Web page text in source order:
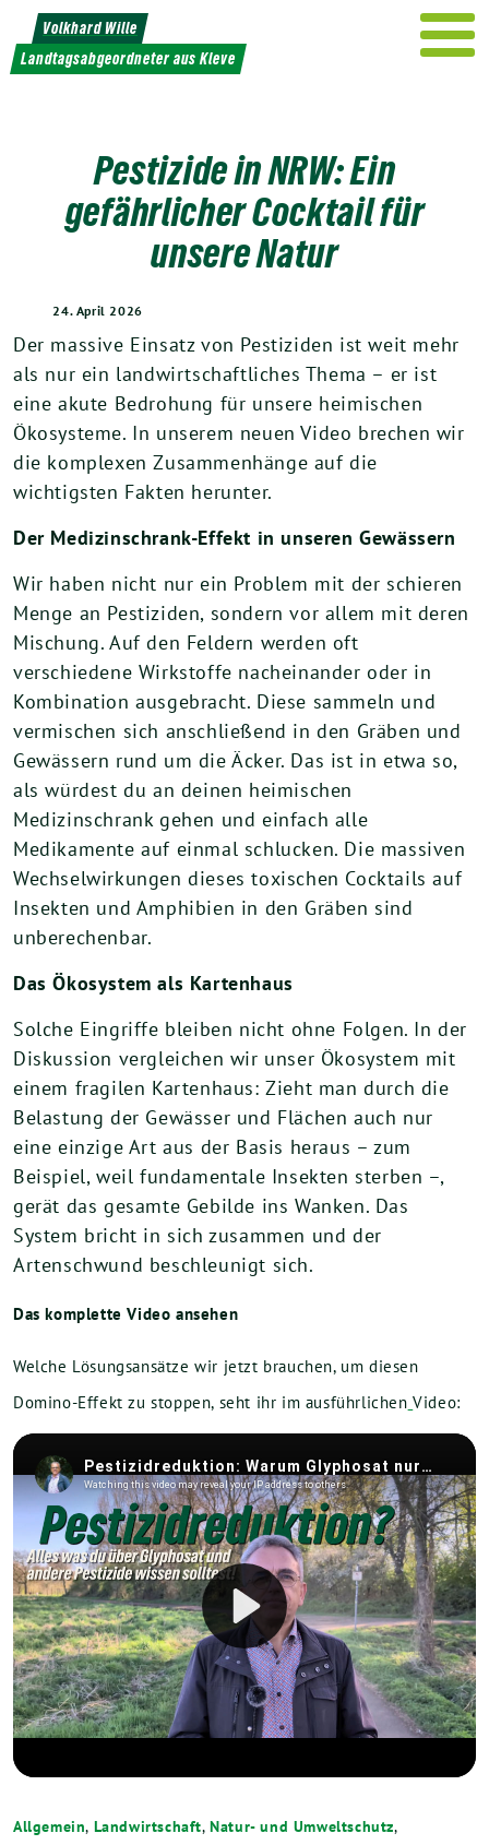
Weiter
zum
Inhalt
Volkhard Wille
Landtagsabgeordneter aus Kleve
Pestizide in NRW: Ein
gefährlicher Cocktail für
unsere Natur
24. April 2026
Der massive Einsatz von Pestiziden ist weit mehr
als nur ein landwirtschaftliches Thema – er ist
eine akute Bedrohung für unsere heimischen
Ökosysteme. In unserem neuen Video brechen wir
die komplexen Zusammenhänge auf die
wichtigsten Fakten herunter.
Der Medizinschrank-Effekt in unseren Gewässern
Wir haben nicht nur ein Problem mit der schieren
Menge an Pestiziden, sondern vor allem mit deren
Mischung. Auf den Feldern werden oft
verschiedene Wirkstoffe nacheinander oder in
Kombination ausgebracht. Diese sammeln und
vermischen sich anschließend in den Gräben und
Gewässern rund um die Äcker. Das ist in etwa so,
als würdest du an deinen heimischen
Medizinschrank gehen und einfach alle
Medikamente auf einmal schlucken. Die massiven
Wechselwirkungen dieses toxischen Cocktails auf
Insekten und Amphibien in den Gräben sind
unberechenbar.
Das Ökosystem als Kartenhaus
Solche Eingriffe bleiben nicht ohne Folgen. In der
Diskussion vergleichen wir unser Ökosystem mit
einem fragilen Kartenhaus: Zieht man durch die
Belastung der Gewässer und Flächen auch nur
eine einzige Art aus der Basis heraus – zum
Beispiel, weil fundamentale Insekten sterben –,
gerät das gesamte Gebilde ins Wanken. Das
System bricht in sich zusammen und der
Artenschwund beschleunigt sich.
Das komplette Video ansehen
Welche Lösungsansätze wir jetzt brauchen, um diesen
Domino-Effekt zu stoppen, seht ihr im ausführlichen Video:
Allgemein, Landwirtschaft,Natur- und Umweltschutz,